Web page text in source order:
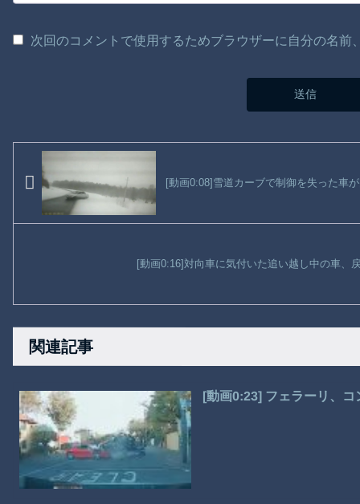
次回のコメントで使用するためブラウザーに自分の名
[動画0:08]雪道カーブで制御を失った車
[動画0:16]対向車に気付いた追い越し中の車、
関連記事
[動画0:23] フェラーリ、